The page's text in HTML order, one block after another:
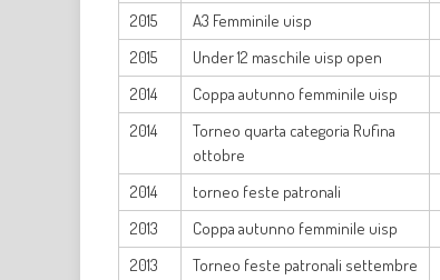
2015
A3 Femminile uisp
2015
Under 12 maschile uisp open
2014
Coppa autunno femminile uisp
2014
Torneo quarta categoria Rufina
ottobre
2014 torneo feste patronali
2013
Coppa autunno femminile uisp
2013
Torneo feste patronali settembre